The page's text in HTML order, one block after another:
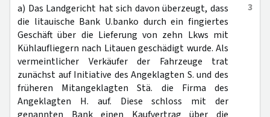
3
a) Das Landgericht hat sich davon überzeugt, dass
die litauische Bank U.banko durch ein fingiertes
Geschäft über die Lieferung von zehn Lkws mit
Kühlaufliegern nach Litauen geschädigt wurde. Als
vermeintlicher Verkäufer der Fahrzeuge trat
zunächst auf Initiative des Angeklagten S. und des
früheren Mitangeklagten Stä. die Firma des
Angeklagten H. auf. Diese schloss mit der